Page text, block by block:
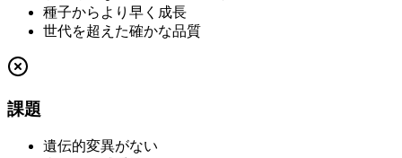
種子からより早く成長
世代を超えた確かな品質
課題
遺伝的変異がない